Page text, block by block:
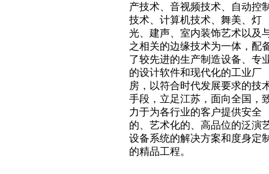
产技术、音视频技术、自动控
技术、计算机技术、舞美、灯
光、建声、室内装饰艺术以及
之相关的边缘技术为一体，配
了较先进的生产制造设备、专
的设计软件和现代化的工业厂
房，以符合时代发展要求的技
手段，立足江苏，面向全国，
力于为各行业的客户提供安全
的、艺术化的、高品位的泛演
设备系统的解决方案和度身定
的精品工程。